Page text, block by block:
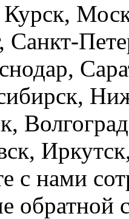
Санкт-
с нами
обратной